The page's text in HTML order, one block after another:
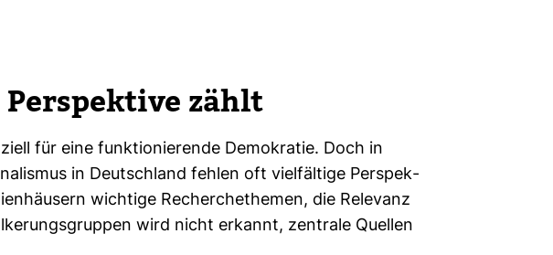
Per­spek­tive zählt
für eine funk­tio­nie­rende Demo­kratie. Doch in
in Deutsch­land fehlen oft viel­fäl­tige Per­spek­
wich­tige Recher­che­themen, die Rele­vanz
wird nicht erkannt, zen­trale Quellen